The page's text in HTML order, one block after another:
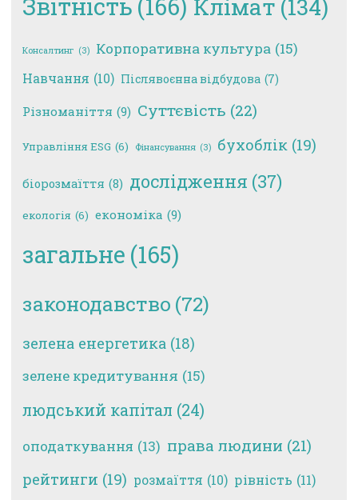
Клімат (134)
Консалтинг (3) Корпоративна культура (15)
Навчання (10) Післявоєнна відбудова (7)
Різноманіття (9) Суттєвість (22)
Управління ESG (6) Фінансування (3) бухоблік (19)
біорозмаїття (8) дослідження (37)
екологія (6) економіка (9)
загальне (165)
законодавство (72)
зелена енергетика (18)
зелене кредитування (15)
людський капітал (24)
оподаткування (13) права людини (21)
рейтинги (19) розмаїття (10) рівність (11)